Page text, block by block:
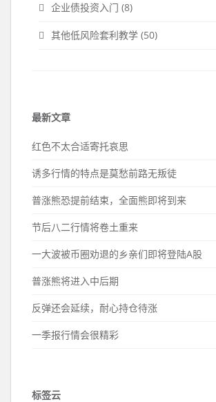
企业债投资入门 (8)
其他低风险套利教学 (50)
最新文章
红色不太合适寄托哀思
诱多行情的特点是莫愁前路无叛徒
普涨熊恐提前结束，全面熊即将到来
节后八二行情将卷土重来
一大波被币圈劝退的乡亲们即将登陆A股
普涨熊将进入中后期
反弹还会延续，耐心持仓待涨
一季报行情会很精彩
标签云